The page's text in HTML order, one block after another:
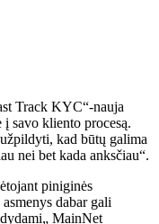
Track KYC“-nauja
savo kliento procesą.
kad būtų galima
nei bet kada anksčiau“.
piniginės
dabar gali
MainNet